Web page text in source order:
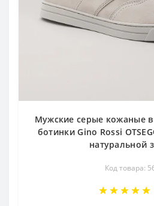
Мужские серые кожаные
ботинки Gino Rossi
натуральной
Код товара: